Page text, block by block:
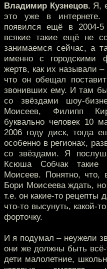
Владимир Кузнецов. Я,
это уже в интернете.
появился ещё в 2004-
всякие такие ещё не
занимаемся сейчас, а
именно с городскими
жертв, как их называли
что он обещал
звонивших ему. И там
со звёздами шоу-
Моисеев, Филипп
буквально человек 10
2006 году диск, тогда
особенно в регионах,
со звёздами. Я
Ксюша Собчак такие
Моисеев. Понятно,
Бори Моисеева ждать,
т.е. он какие-то рецепты
что-то высунуть, какой-
форточку.
И я подумал – неужели
они же должны быть
дети малолетние,